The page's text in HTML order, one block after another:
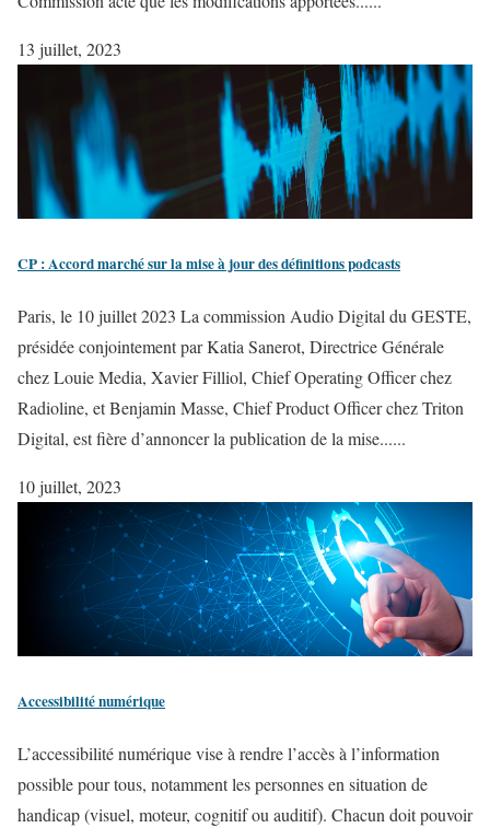
13 juillet, 2023
CP : Accord marché sur la mise à jour des définitions podcasts
Paris, le 10 juillet 2023 La commission Audio Digital du GESTE,
présidée conjointement par Katia Sanerot, Directrice Générale
chez Louie Media, Xavier Filliol, Chief Operating Officer chez
Radioline, et Benjamin Masse, Chief Product Officer chez Triton
Digital, est fière d’annoncer la publication de la mise......
10 juillet, 2023
Accessibilité numérique
L’accessibilité numérique vise à rendre l’accès à l’information
possible pour tous, notamment les personnes en situation de
handicap (visuel, moteur, cognitif ou auditif). Chacun doit pouvoir